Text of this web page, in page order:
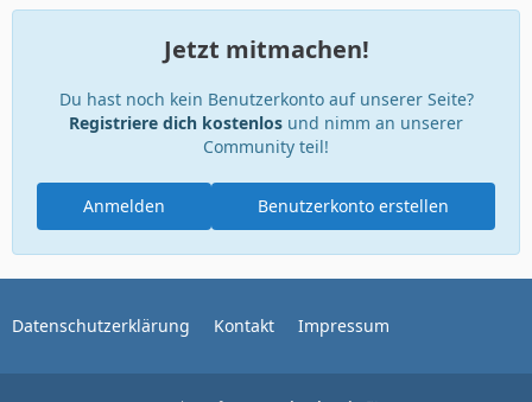
Jetzt mitmachen!
Du hast noch kein Benutzerkonto auf unserer Seite?
Registriere dich kostenlos und nimm an unserer
Community teil!
Benutzerkonto erstellen
Anmelden
Datenschutzerklärung Kontakt Impressum